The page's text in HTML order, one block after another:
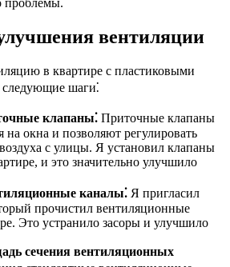
проблемы.
вентиляции
в квартире с пластиковыми
шаги⁚
клапаны⁚ Приточные клапаны
на окна и позволяют регулировать
с улицы. Я установил клапаны
и это значительно улучшило
каналы⁚ Я пригласил
прочистил вентиляционные
Это устранило засоры и улучшило
сечения вентиляционных